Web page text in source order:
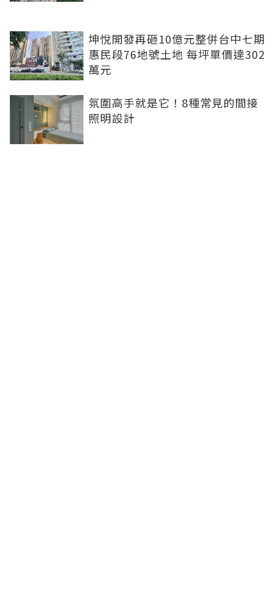
坤悅開發再砸10億元整併台中七期
惠民段76地號土地 每坪單價達302
萬元
氛圍高手就是它！8種常見的間接
照明設計